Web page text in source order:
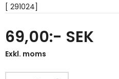
[ 291024]
69,00:- SEK
Exkl. moms